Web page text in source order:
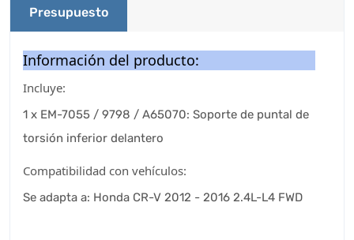
Presupuesto
Información del producto:
Incluye:
1 x EM-7055 / 9798 / A65070: Soporte de puntal de
torsión inferior delantero
Compatibilidad con vehículos:
Se adapta a: Honda CR-V 2012 - 2016 2.4L-L4 FWD